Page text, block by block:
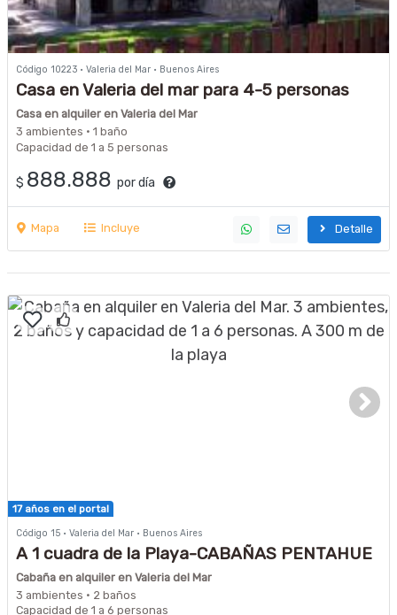
Código 10223 · Valeria del Mar · Buenos Aires
Casa en Valeria del mar para 4-5 personas
Casa en alquiler en Valeria del Mar
3 ambientes · 1 baño
Capacidad de 1 a 5 personas
$ 888.888 por día
Mapa Incluye Detalle
17 años en el portal
Código 15 · Valeria del Mar · Buenos Aires
A 1 cuadra de la Playa-CABAÑAS PENTAHUE
Cabaña en alquiler en Valeria del Mar
3 ambientes · 2 baños
Capacidad de 1 a 6 personas